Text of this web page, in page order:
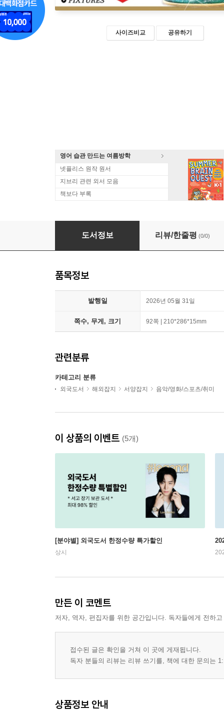
사이즈비교 공유하기
영어 습관 만드는 여름방학
넷플리스 원작 원서
지브리 관련 외서 모음
책보다 부록
World Soccer (월간) : 2026년 WORLD CUP
도서정보 리뷰/한줄평 (0/0)
품목정보
발행일 2026년 05월 31일
쪽수, 무게, 크기 92쪽 | 210*286*15mm
관련분류
카테고리 분류
외국도서 해외잡지 서양잡지 음악/영화/스포츠/취미
이 상품의 이벤트 (5개)
[분야별] 외국도서 한정수량 특가할인
상시
만든 이 코멘트
저자, 역자, 편집자를 위한 공간입니다. 독자들에게 전하
접수된 글은 확인을 거쳐 이 곳에 게재됩니다.
독자 분들의 리뷰는 리뷰 쓰기를, 책에 대한 문의는
상품정보 안내